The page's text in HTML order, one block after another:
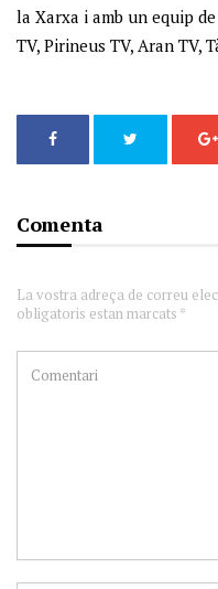
la Xarxa i amb un equip
TV, Pirineus TV, Aran TV,
Comenta
La vostra adreça de correu
obligatoris estan marcats *